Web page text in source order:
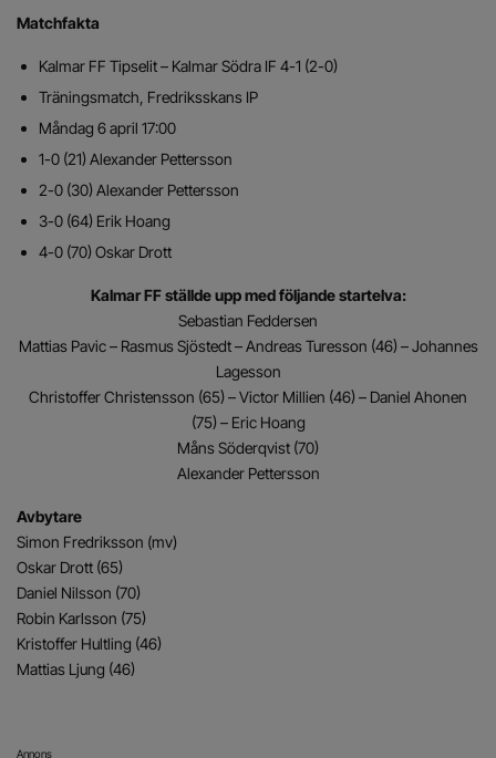
Matchfakta
Kalmar FF Tipselit – Kalmar Södra IF 4-1 (2-0)
Träningsmatch, Fredriksskans IP
Måndag 6 april 17:00
1-0 (21) Alexander Pettersson
2-0 (30) Alexander Pettersson
3-0 (64) Erik Hoang
4-0 (70) Oskar Drott
Kalmar FF ställde upp med följande startelva:
Sebastian Feddersen
Mattias Pavic – Rasmus Sjöstedt – Andreas Turesson (46) – Johannes
Lagesson
Christoffer Christensson (65) – Victor Millien (46) – Daniel Ahonen
(75) – Eric Hoang
Måns Söderqvist (70)
Alexander Pettersson
Avbytare
Simon Fredriksson (mv)
Oskar Drott (65)
Daniel Nilsson (70)
Robin Karlsson (75)
Kristoffer Hultling (46)
Mattias Ljung (46)
Annons